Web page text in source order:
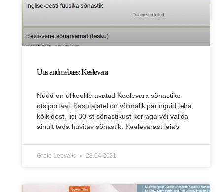
Uus andmebaas: Keelevara
Nüüd on ülikoolile avatud Keelevara sõnastike
otsiportaal. Kasutajatel on võimalik päringuid teha
kõikidest, ligi 30-st sõnastikust korraga või valida
ainult teda huvitav sõnastik. Keelevarast leiab
Grete Lepvalts 28.04.2021